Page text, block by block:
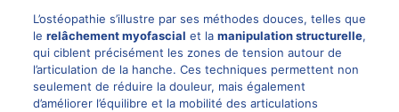
L’ostéopathie s’illustre par ses méthodes douces, telles que
le relâchement myofascial et la manipulation structurelle,
qui ciblent précisément les zones de tension autour de
l’articulation de la hanche. Ces techniques permettent non
seulement de réduire la douleur, mais également
d’améliorer l’équilibre et la mobilité des articulations